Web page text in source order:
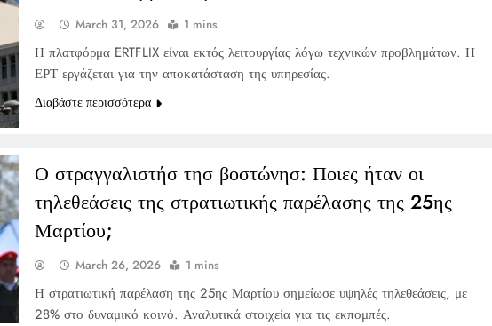
March 31, 2026 1 mins
Η πλατφόρμα ERTFLIX είναι εκτός λειτουργίας λόγω τεχνικών προβλημάτων. Η
ΕΡΤ εργάζεται για την αποκατάσταση της υπηρεσίας.
Διαβάστε περισσότερα
Ο στραγγαλιστήσ τησ βοστώνησ: Ποιες ήταν οι
τηλεθεάσεις της στρατιωτικής παρέλασης της 25ης
Μαρτίου;
March 26, 2026 1 mins
Η στρατιωτική παρέλαση της 25ης Μαρτίου σημείωσε υψηλές τηλεθεάσεις, με
28% στο δυναμικό κοινό. Αναλυτικά στοιχεία για τις εκπομπές.